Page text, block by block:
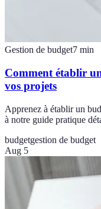
Gestion de budget7 min
Comment établir
vos projets
Apprenez à établir un
à notre guide pratique
budgetgestion de budget
Aug 5